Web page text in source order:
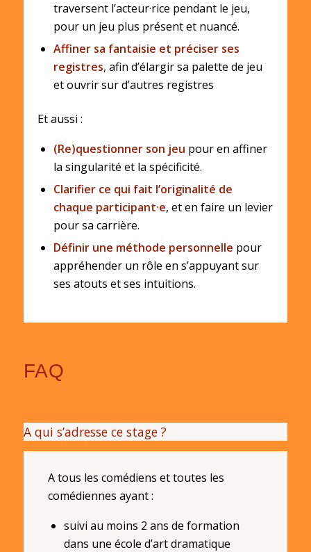
traversent l’acteur·rice pendant le jeu,
pour un jeu plus présent et nuancé.
Affiner sa fantaisie et préciser ses
registres, afin d’élargir sa palette de jeu
et ouvrir sur d’autres registres
Et aussi :
(Re)questionner son jeu pour en affiner
la singularité et la spécificité.
Clarifier ce qui fait l’originalité de
chaque participant·e, et en faire un levier
pour sa carrière.
Définir une méthode personnelle pour
appréhender un rôle en s’appuyant sur
ses atouts et ses intuitions.
FAQ
A qui s’adresse ce stage ?
A tous les comédiens et toutes les
comédiennes ayant :
suivi au moins 2 ans de formation
dans une école d’art dramatique